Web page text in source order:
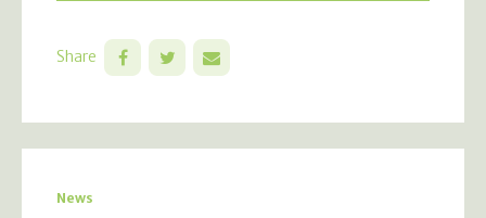
Share
News